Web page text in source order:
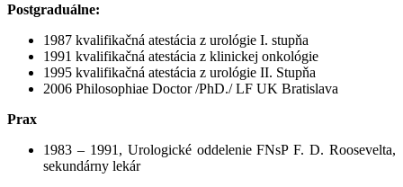
Postgraduálne:
1987 kvalifikačná atestácia z urológie I. stupňa
1991 kvalifikačná atestácia z klinickej onkológie
1995 kvalifikačná atestácia z urológie II. Stupňa
2006 Philosophiae Doctor /PhD./ LF UK Bratislava
Prax
1983 – 1991, Urologické oddelenie FNsP F. D. Roosevelta,
sekundárny lekár